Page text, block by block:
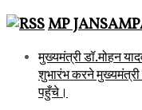
MP
मुख्यमंत्री डॉ.मोहन
शुभारंभ करने मुख्यमंत्री
पहुँचे।